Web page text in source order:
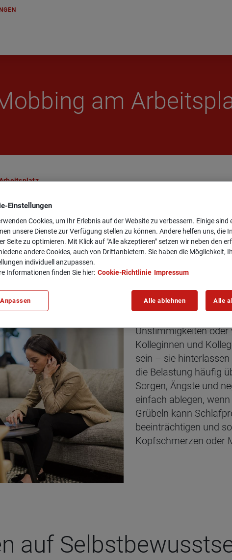
am
Last für
Unstimmigkeiten
Kolleginnen und
sein – sie
die Belastung häufig
Sorgen, Ängste und
einfach ablegen,
Grübeln kann
beeinträchtigen und
Kopfschmerzen oder
auf
­Einstellungen
Cookies, um Ihr Erlebnis auf der Website zu verbessern. Einige sind
unsere Dienste zur Verfügung stellen zu können. Andere helfen uns, die
Seite zu optimieren. Mit Klick auf "Alle akzeptieren" setzen wir neben den
andere Cookies, auch von Drittanbietern. Sie haben die Möglichkeit,
individuell anzupassen.
Informationen finden Sie hier: Cookie-Richtlinie Impressum
Anpassen Alle ablehnen Alle